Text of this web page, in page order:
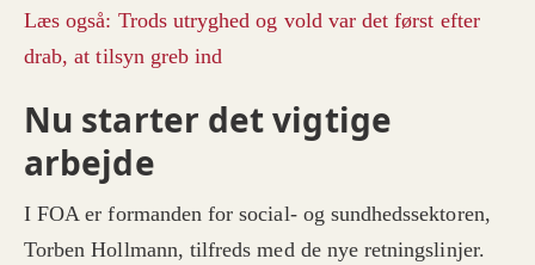
Læs også: Trods utryghed og vold var det først efter
drab, at tilsyn greb ind
Nu starter det vigtige
arbejde
I FOA er formanden for social- og sundhedssektoren,
Torben Hollmann, tilfreds med de nye retningslinjer.